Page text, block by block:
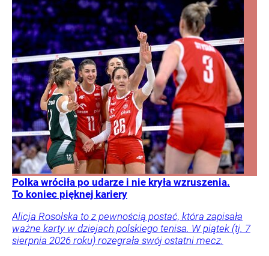
Polka wróciła po udarze i nie kryła wzruszenia.
To koniec pięknej kariery
Alicja Rosolska to z pewnością postać, która zapisała
ważne karty w dziejach polskiego tenisa. W piątek (tj. 7
sierpnia 2026 roku) rozegrała swój ostatni mecz.